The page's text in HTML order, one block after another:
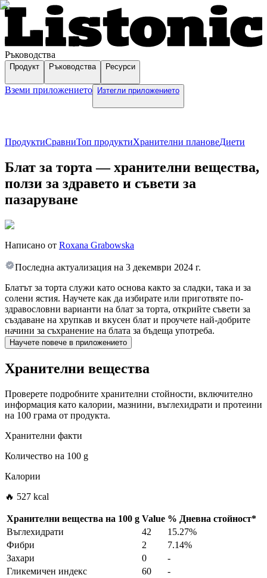
Ръководства
Продукт Ръководства Ресурси
Вземи приложението Изтегли приложението
ПродуктиСравниТоп продуктиХранителни плановеДиети
Блат за торта — хранителни вещества,
ползи за здравето и съвети за
пазаруване
Написано от Roxana Grabowska
Последна актуализация на 3 декември 2024 г.
Блатът за торта служи като основа както за сладки, така и за
солени ястия. Научете как да избирате или приготвяте по-
здравословни варианти на блат за торта, открийте съвети за
създаване на хрупкав и вкусен блат и проучете най-добрите
начини за съхранение на блата за бъдеща употреба.
Научете повече в приложението
Хранителни вещества
Проверете подробните хранителни стойности, включително
информация като калории, мазнини, въглехидрати и протеини
на 100 грама от продукта.
Хранителни факти
Количество на 100 g
Калории
🔥 527 kcal
Хранителни вещества на 100 g Value % Дневна стойност*
Въглехидрати
42
15.27%
Фибри
2
7.14%
Захари
0
-
Гликемичен индекс
60
-